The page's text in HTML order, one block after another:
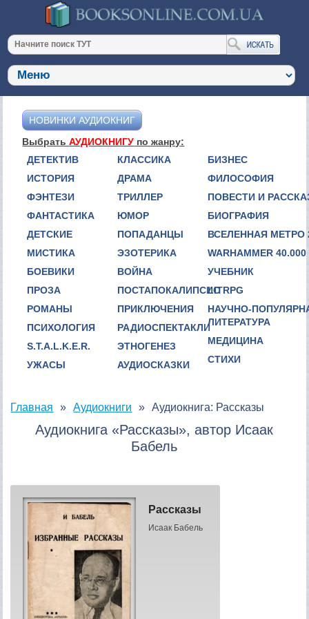
НОВИНКИ АУДИОКНИГ
ВыбратьАУДИОКНИГУ по жанру:
ДЕТЕКТИВ
ИСТОРИЯ
ФЭНТЕЗИ
ФАНТАСТИКА
ДЕТСКИЕ
МИСТИКА
БОЕВИКИ
ПРОЗА
РОМАНЫ
ПСИХОЛОГИЯ
S.T.A.L.K.E.R.
УЖАСЫ
КЛАССИКА
ДРАМА
ТРИЛЛЕР
ЮМОР
ПОПАДАНЦЫ
ЭЗОТЕРИКА
ВОЙНА
ПОСТАПОКАЛИПСИС
ПРИКЛЮЧЕНИЯ
РАДИОСПЕКТАКЛИ
ЭТНОГЕНЕЗ
АУДИОСКАЗКИ
БИЗНЕС
ФИЛОСОФИЯ
ПОВЕСТИ И
БИОГРАФИЯ
ВСЕЛЕННАЯ МЕТРО
WARHAMMER 40.000
УЧЕБНИК
LITRPG
НАУЧНО-
ЛИТЕРАТУРА
МЕДИЦИНА
СТИХИ
Главная Аудиокниги Аудиокнига: Рассказы
Аудиокнига «Рассказы», автор Исаак
Бабель
Рассказы
Исаак Бабель